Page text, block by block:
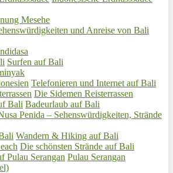
Mesehe
und Anreise von Bali
Surfen auf Bali
Telefonieren und Internet auf Bali
Die Sidemen Reisterrassen
Badeurlaub auf Bali
Penida – Sehenswürdigkeiten, Strände
Wandern & Hiking auf Bali
Die schönsten Strände auf Bali
Pulau Serangan